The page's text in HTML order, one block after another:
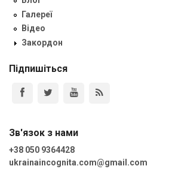
Галереї
Відео
Закордон
Підпишіться
Зв'язок з нами
+38 050 9364428
ukrainaincognita.com@gmail.com